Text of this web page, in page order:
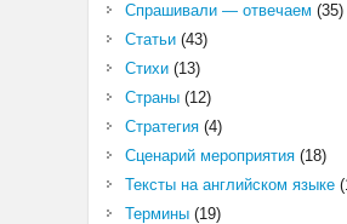
Спрашивали — отвечаем (35)
Статьи(43)
Стихи(13)
Страны(12)
Стратегия(4)
Сценарий мероприятия(18)
Тексты на английском языке
Термины(19)